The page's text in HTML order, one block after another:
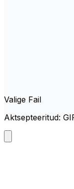
Valige Fail
Aktsepteeritud: